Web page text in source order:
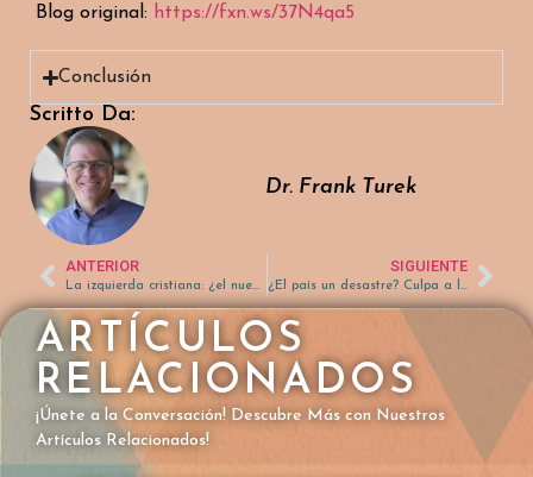
Blog original: https://fxn.ws/37N4qa5
Conclusión
Scritto Da:
Dr. Frank Turek
ANTERIOR
La izquierda cristiana: ¿el nuevo árbitro de la moralidad?
SIGUIENTE
¿El país un desastre? Culpa a la Iglesia
ARTÍCULOS
RELACIONADOS
¡Únete a la Conversación! Descubre Más con Nuestros
Artículos Relacionados!